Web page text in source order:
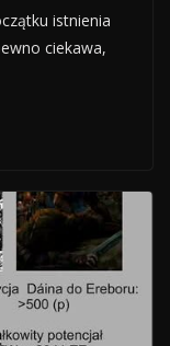
istnienia
ciekawa,